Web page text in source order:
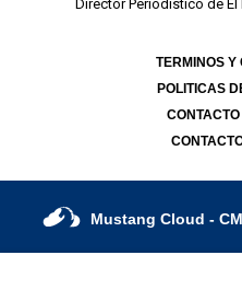
Director Periodístico de El
TERMINOS Y
POLITICAS
Mustang Cloud -